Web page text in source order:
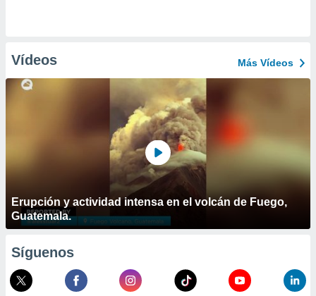
Vídeos Más Vídeos
Erupción y actividad intensa en el volcán de Fuego,
Guatemala.
Síguenos